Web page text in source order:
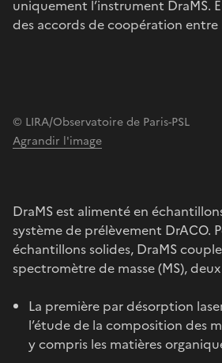
uniquement l’instrument DraMS.
des accords de coopération entre
© LIRA/Observatoire de Paris-PSL
Agrandir l'image
DraMS est alimenté en
système de prélèvement DrACO.
échantillons solides, DraMS
spectromètre de masse (MS), deux
La première par désorption
l’étude de la composition des
y compris les matières